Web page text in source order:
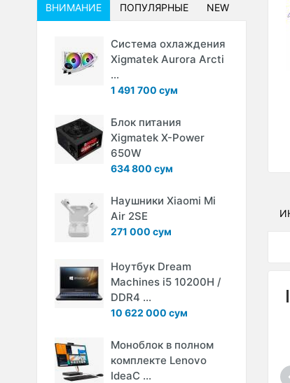
ВНИМАНИЕ ПОПУЛЯРНЫЕ NEW
Система охлаждения
Xigmatek Aurora Arcti
...
1 491 700 сум
Блок питания
Xigmatek X-Power
650W
634 800 сум
Наушники Xiaomi Mi
Air 2SE
271 000 сум
Ноутбук Dream
Machines i5 10200H /
DDR4 ...
10 622 000 сум
Моноблок в полном
комплекте Lenovo
IdeaC ...